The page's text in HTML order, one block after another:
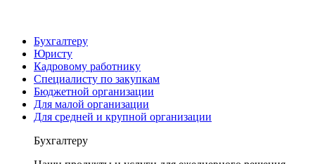
Бухгалтеру
Юристу
Кадровому работнику
Специалисту по закупкам
Бюджетной организации
Для малой организации
Для средней и крупной организации
Бухгалтеру